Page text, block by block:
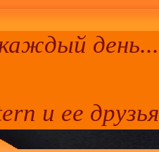
день...
и ее друзья